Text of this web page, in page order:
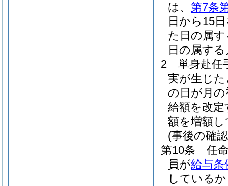
は、 第7条
日から15
た日の属
日の属する
2
単身赴任
実が生じ
の日が月
給額を改定
額を増額
(事後の確
第10条
任
員が給与条
している